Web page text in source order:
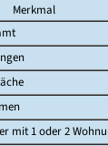
Merkmal
mit 1 oder 2